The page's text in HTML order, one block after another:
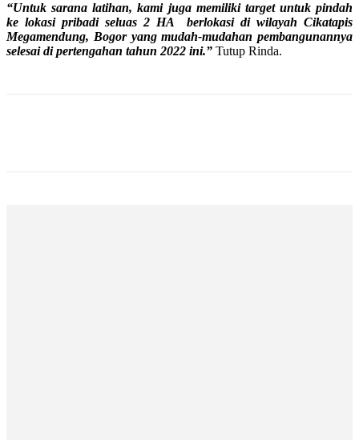
“Untuk sarana latihan, kami juga memiliki target untuk pindah
ke lokasi pribadi seluas 2 HA berlokasi di wilayah Cikatapis
Megamendung, Bogor yang mudah-mudahan pembangunannya
selesai di pertengahan tahun 2022 ini.” Tutup Rinda.